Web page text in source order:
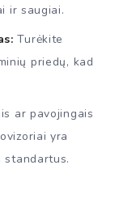
ir saugiai.
Turėkite
priedų, kad
ar pavojingais
yra